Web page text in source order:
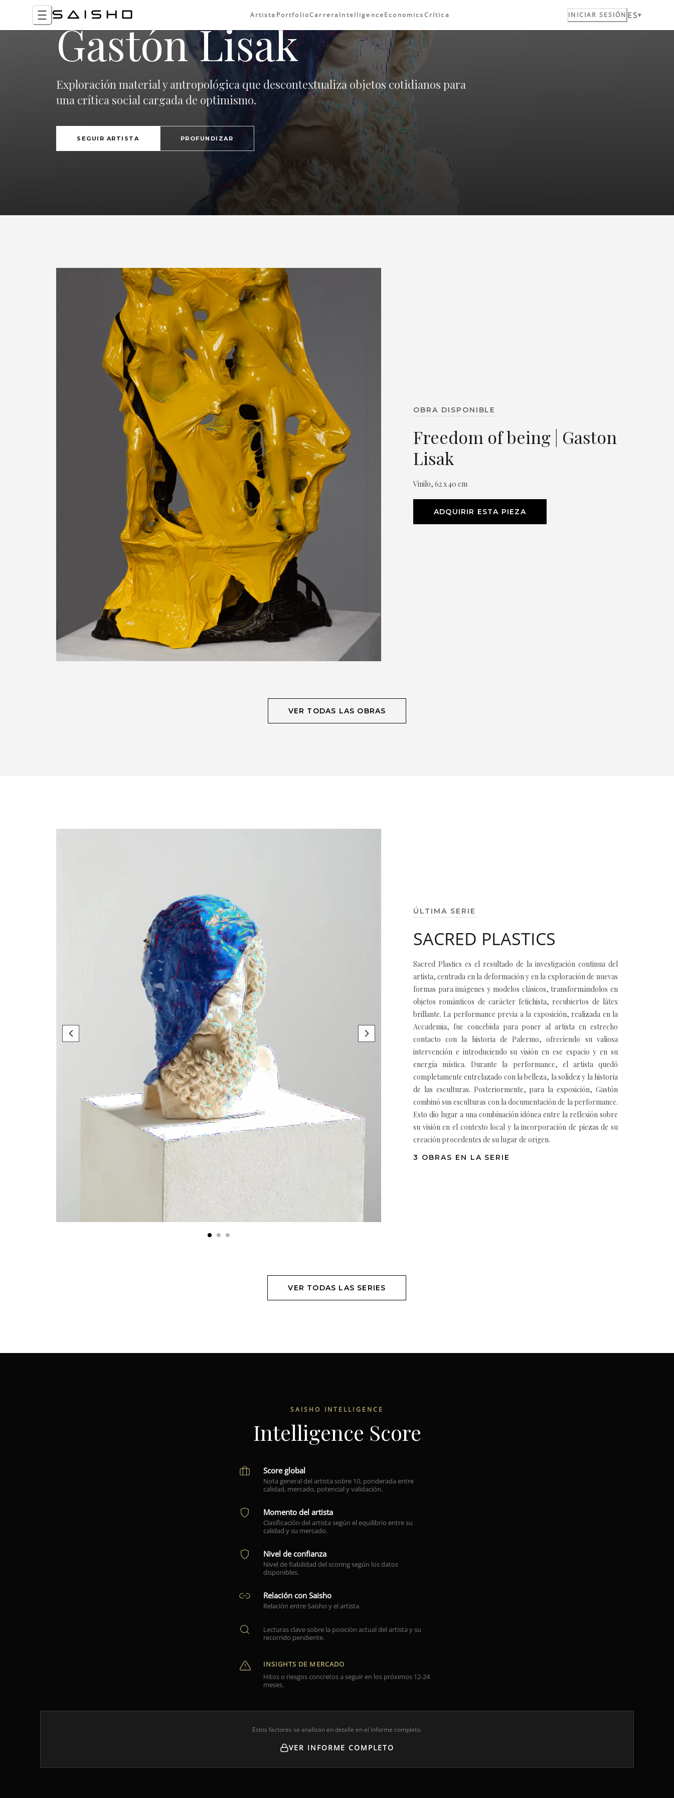
Artista PortfolioCarreraIntelligenceEconomicsCrítica INICIAR SESIÓN ES
Gastón Lisak
Exploración material y antropológica que descontextualiza objetos cotidianos para
una crítica social cargada de optimismo.
SEGUIR ARTISTA PROFUNDIZAR
OBRA DISPONIBLE
Freedom of being | Gaston
Lisak
Vinilo, 62 x 40 cm
ADQUIRIR ESTA PIEZA
VER TODAS LAS OBRAS
ÚLTIMA SERIE
SACRED PLASTICS
Sacred Plastics es el resultado de la investigación continua del
artista, centrada en la deformación y en la exploración de nuevas
formas para imágenes y modelos clásicos, transformándolos en
objetos románticos de carácter fetichista, recubiertos de látex
brillante. La performance previa a la exposición, realizada en la
Accademia, fue concebida para poner al artista en estrecho
contacto con la historia de Palermo, ofreciendo su valiosa
intervención e introduciendo su visión en ese espacio y en su
energía mística. Durante la performance, el artista quedó
completamente entrelazado con la belleza, la solidez y la historia
de las esculturas. Posteriormente, para la exposición, Gastón
combinó sus esculturas con la documentación de la performance.
Esto dio lugar a una combinación idónea entre la reflexión sobre
su visión en el contexto local y la incorporación de piezas de su
creación procedentes de su lugar de origen.
3 OBRAS EN LA SERIE
VER TODAS LAS SERIES
SAISHO INTELLIGENCE
Intelligence Score
Score global
Nota general del artista sobre 10, ponderada entre
calidad, mercado, potencial y validación.
Momento del artista
Clasificación del artista según el equilibrio entre su
calidad y su mercado.
Nivel de confianza
Nivel de fiabilidad del scoring según los datos
disponibles.
Relación con Saisho
Relación entre Saisho y el artista.
Lecturas clave sobre la posición actual del artista y su
recorrido pendiente.
INSIGHTS DE MERCADO
Hitos o riesgos concretos a seguir en los próximos 12-24
meses.
Estos factores se analizan en detalle en el informe completo.
VER INFORME COMPLETO